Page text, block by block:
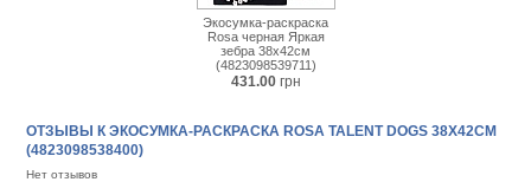
Экосумка-раскраска
Rosa черная Яркая
зебра 38х42см
(4823098539711)
431.00 грн
ОТЗЫВЫ К ЭКОСУМКА-РАСКРАСКА ROSA TALENT DOGS 38Х42СМ
(4823098538400)
Нет отзывов